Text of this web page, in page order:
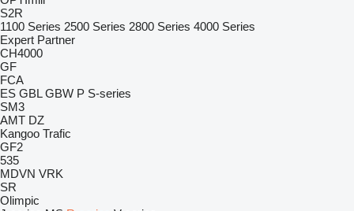
S2R
1100 Series 2500 Series 2800 Series 4000 Series
Expert Partner
CH4000
GF
FCA
ES GBL GBW P S-series
SM3
AMT DZ
Kangoo Trafic
GF2
535
MDVN VRK
SR
Olimpic